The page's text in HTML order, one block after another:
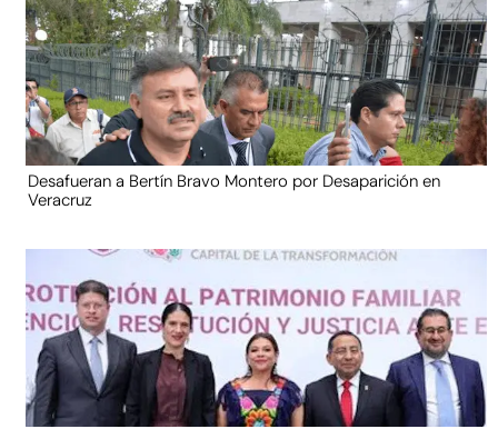
Desafueran a Bertín Bravo Montero por Desaparición en
Veracruz